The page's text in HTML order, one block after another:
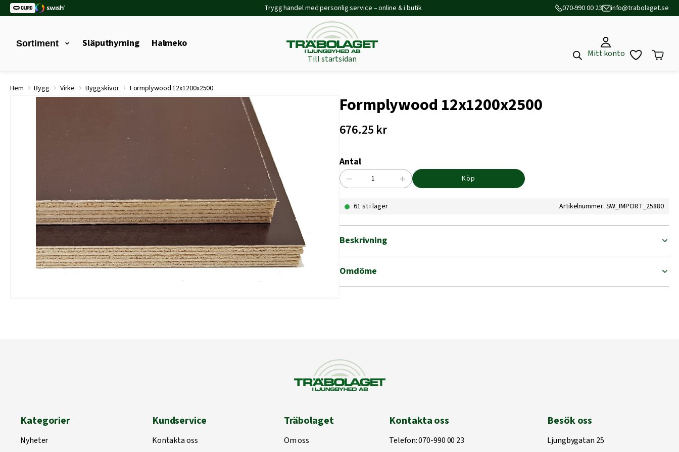
Trygg handel med personlig service – online & i butik 070-990 00 23 info@trabolaget.se
Sortiment Släputhyrning Halmeko
Till startsidan
Mitt konto
Hem › Bygg › Virke › Byggskivor › Formplywood 12x1200x2500
Formplywood 12x1200x2500
676.25 kr
Antal
Formplywood
mängd
− + Köp
61 st i lager Artikelnummer: SW_IMPORT_25880
Beskrivning
Omdöme
Kategorier
Nyheter
Kundservice
Kontakta oss
Träbolaget
Om oss
Kontakta oss
Telefon:070-990 00 23
Besök oss
Ljungbygatan 25